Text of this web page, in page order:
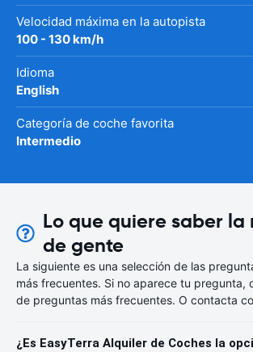
Velocidad máxima en la autopista
100 - 130 km/h
Idioma
English
Categoría de coche favorita
Intermedio
Lo que quiere saber la
de gente
La siguiente es una selección de las
más frecuentes. Si no aparece tu pregunta,
de preguntas más frecuentes. O contacta
¿Es EasyTerra Alquiler de Coches la